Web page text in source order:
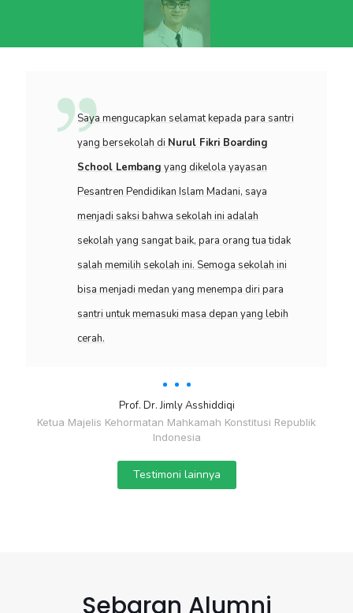
Saya mengucapkan selamat kepada para santri
yang bersekolah di Nurul Fikri Boarding
School Lembang yang dikelola yayasan
Pesantren Pendidikan Islam Madani, saya
menjadi saksi bahwa sekolah ini adalah
sekolah yang sangat baik, para orang tua tidak
salah memilih sekolah ini. Semoga sekolah ini
bisa menjadi medan yang menempa diri para
santri untuk memasuki masa depan yang lebih
cerah.
Prof. Dr. Jimly Asshiddiqi
Ketua Majelis Kehormatan Mahkamah Konstitusi Republik
Indonesia
Testimoni lainnya
Sebaran Alumni